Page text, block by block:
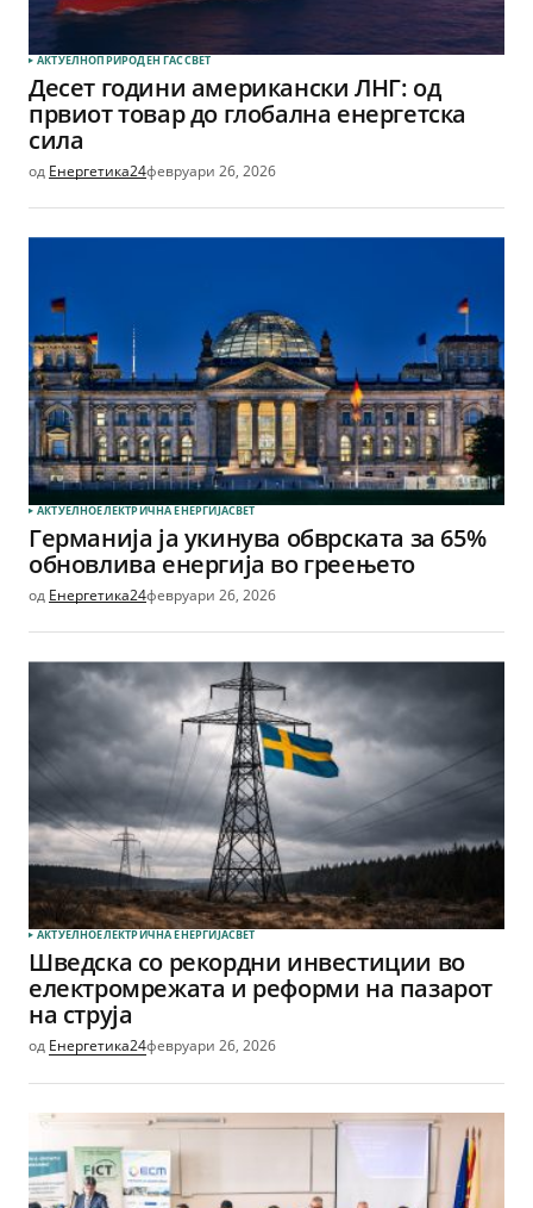
АКТУЕЛНОПРИРОДЕН ГАССВЕТ
Десет години американски ЛНГ: од
првиот товар до глобална енергетска
сила
од Енергетика24февруари 26, 2026
АКТУЕЛНОЕЛЕКТРИЧНА ЕНЕРГИЈАСВЕТ
Германија ја укинува обврската за 65%
обновлива енергија во греењето
од Енергетика24февруари 26, 2026
АКТУЕЛНОЕЛЕКТРИЧНА ЕНЕРГИЈАСВЕТ
Шведска со рекордни инвестиции во
електромрежата и реформи на пазарот
на струја
од Енергетика24февруари 26, 2026